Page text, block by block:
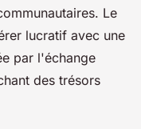
Le
lucratif avec une
par l'échange
des trésors